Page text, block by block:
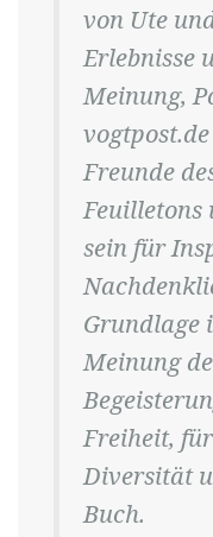
von Ute
Erlebnisse
Meinung,
Freunde
Feuilletons
sein für
Grundlage
Meinung
Freiheit,
Diversität
Buch.